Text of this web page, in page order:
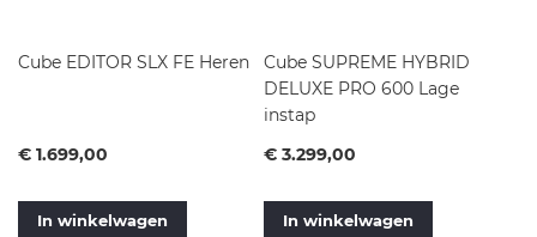
Cube EDITOR SLX FE Heren
Vanaf
€ 1.699,00
In winkelwagen
Cube SUPREME HYBRID
DELUXE PRO 600 Lage
instap
Vanaf
€ 3.299,00
In winkelwagen